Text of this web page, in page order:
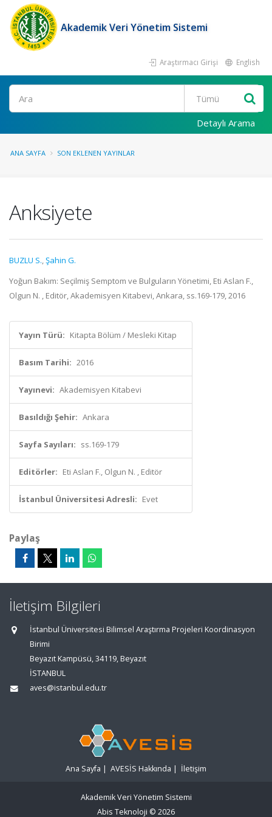
Akademik Veri Yönetim Sistemi
Araştırmacı Girişi English
Ara
Detaylı Arama
ANA SAYFA SON EKLENEN YAYINLAR
Anksiyete
BUZLU S.,Şahin G.
Yoğun Bakım: Seçilmiş Semptom ve Bulguların Yönetimi, Eti Aslan F.,
Olgun N. , Editör, Akademisyen Kitabevi, Ankara, ss.169-179, 2016
Yayın Türü: Kitapta Bölüm / Mesleki Kitap
Basım Tarihi: 2016
Yayınevi: Akademisyen Kitabevi
Basıldığı Şehir: Ankara
Sayfa Sayıları: ss.169-179
Editörler: Eti Aslan F., Olgun N. , Editör
İstanbul Üniversitesi Adresli: Evet
Paylaş
İletişim Bilgileri
İstanbul Üniversitesi Bilimsel Araştırma Projeleri Koordinasyon
Birimi
Beyazıt Kampüsü, 34119, Beyazıt
İSTANBUL
aves@istanbul.edu.tr
Ana Sayfa | AVESİS Hakkında | İletişim
Akademik Veri Yönetim Sistemi
Abis Teknoloji © 2026